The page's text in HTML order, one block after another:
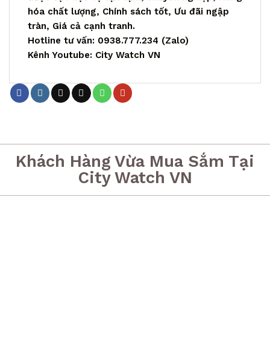
hóa chất lượng, Chính sách tốt, Ưu đãi ngập
tràn, Giá cả cạnh tranh.
Hotline tư vấn: 0938.777.234 (Zalo)
Kênh Youtube: City Watch VN
Khách Hàng Vừa Mua Sắm Tại
City Watch VN